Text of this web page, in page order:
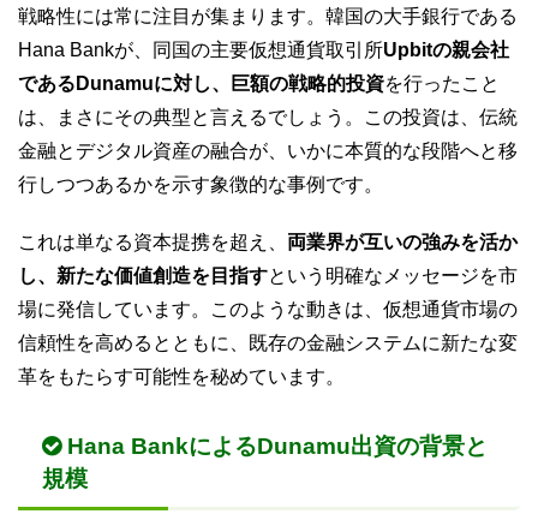
戦略性には常に注目が集まります。韓国の大手銀行である
Hana Bankが、同国の主要仮想通貨取引所Upbitの親会社
であるDunamuに対し、巨額の戦略的投資を行ったこと
は、まさにその典型と言えるでしょう。この投資は、伝統
金融とデジタル資産の融合が、いかに本質的な段階へと移
行しつつあるかを示す象徴的な事例です。
これは単なる資本提携を超え、 両業界が互いの強みを活か
し、新たな価値創造を目指すという明確なメッセージを市
場に発信しています。このような動きは、仮想通貨市場の
信頼性を高めるとともに、既存の金融システムに新たな変
革をもたらす可能性を秘めています。
Hana BankによるDunamu出資の背景と
規模